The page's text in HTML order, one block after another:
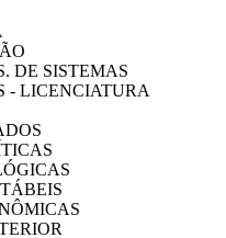
DE SISTEMAS
- LICENCIATURA